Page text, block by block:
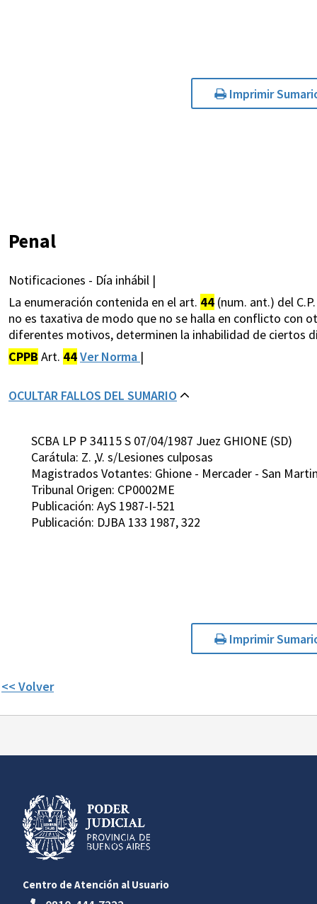
Imprimir
Penal
Notificaciones - Día inhábil |
La enumeración contenida en el art. 44 (num. ant.) del
no es taxativa de modo que no se halla en conflicto con
diferentes motivos, determinen la inhabilidad de ciertos
CPPB Art. 44Ver Norma |
OCULTAR FALLOS DEL SUMARIO
SCBA LP P 34115 S 07/04/1987 Juez GHIONE (SD)
Carátula: Z. ,V. s/Lesiones culposas
Magistrados Votantes: Ghione - Mercader - San
Tribunal Origen: CP0002ME
Publicación: AyS 1987-I-521
Publicación: DJBA 133 1987, 322
Imprimir
<< Volver
Centro de Atención al Usuario